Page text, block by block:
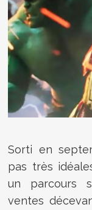
Sorti en
pas très
un parcours
ventes